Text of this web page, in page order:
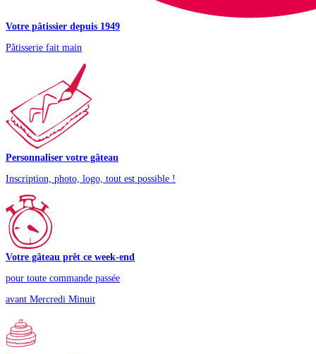
Votre pâtissier depuis 1949
Pâtisserie fait main
Personnaliser votre gâteau
Inscription, photo, logo, tout est possible !
Votre gâteau prêt ce week-end
pour toute commande passée
avant Mercredi Minuit